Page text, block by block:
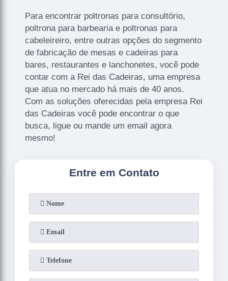
Para encontrar poltronas para consultório,
poltrona para barbearia e poltronas para
cabeleireiro, entre outras opções do segmento
de fabricação de mesas e cadeiras para
bares, restaurantes e lanchonetes, você pode
contar com a Rei das Cadeiras, uma empresa
que atua no mercado há mais de 40 anos.
Com as soluções oferecidas pela empresa Rei
das Cadeiras você pode encontrar o que
busca, ligue ou mande um email agora
mesmo!
Entre em Contato